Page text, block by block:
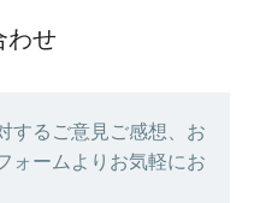
わせ
するご意見ご感想、お
ォームよりお気軽にお